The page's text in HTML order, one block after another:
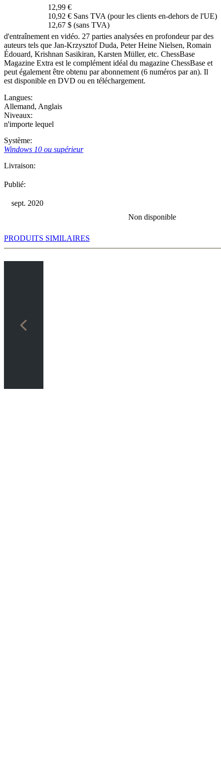
12,99 €
10,92 € Sans TVA (pour les clients en-dehors de l'UE)
12,67 $ (sans TVA)
d'entraînement en vidéo. 27 parties analysées en profondeur par des
auteurs tels que Jan-Krzysztof Duda, Peter Heine Nielsen, Romain
Édouard, Krishnan Sasikiran, Karsten Müller, etc. ChessBase
Magazine Extra est le complément idéal du magazine ChessBase et
peut également être obtenu par abonnement (6 numéros par an). Il
est disponible en DVD ou en téléchargement.
Langues:
Allemand, Anglais
Niveaux:
n'importe lequel
Système:
Windows 10 ou supérieur
Livraison:
Publié:
sept. 2020
Non disponible
PRODUITS SIMILAIRES